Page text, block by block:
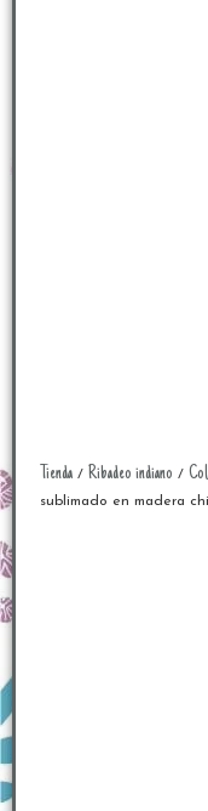
Tienda / Ribadeo indiano /
sublimado en madera